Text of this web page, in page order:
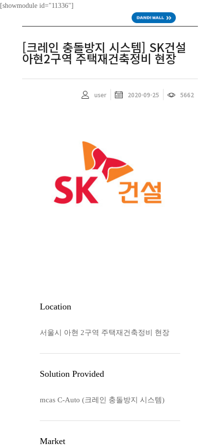
[showmodule id="11336"]
[크레인 충돌방지 시스템] SK건설
아현2구역 주택재건축정비 현장
user 2020-09-25 5662
Location
서울시 아현 2구역 주택재건축정비 현장
Solution Provided
mcas C-Auto (크레인 충돌방지 시스템)
Market